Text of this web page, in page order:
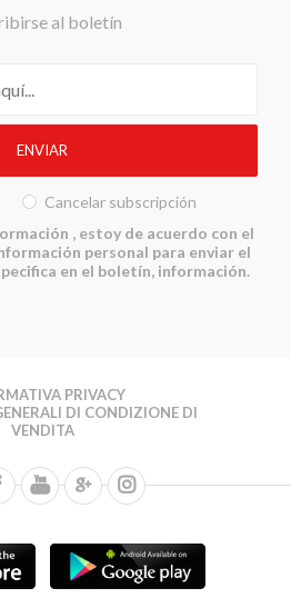
al boletín
Cancelar subscripción
, estoy de acuerdo con el
personal para enviar el
en el boletín, información.
PRIVACY
DI CONDIZIONE DI
VENDITA